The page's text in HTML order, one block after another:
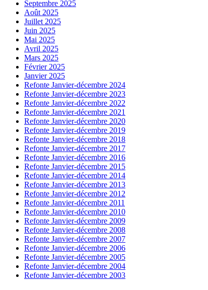
Septembre 2025
Août 2025
Juillet 2025
Juin 2025
Mai 2025
Avril 2025
Mars 2025
Février 2025
Janvier 2025
Refonte Janvier-décembre 2024
Refonte Janvier-décembre 2023
Refonte Janvier-décembre 2022
Refonte Janvier-décembre 2021
Refonte Janvier-décembre 2020
Refonte Janvier-décembre 2019
Refonte Janvier-décembre 2018
Refonte Janvier-décembre 2017
Refonte Janvier-décembre 2016
Refonte Janvier-décembre 2015
Refonte Janvier-décembre 2014
Refonte Janvier-décembre 2013
Refonte Janvier-décembre 2012
Refonte Janvier-décembre 2011
Refonte Janvier-décembre 2010
Refonte Janvier-décembre 2009
Refonte Janvier-décembre 2008
Refonte Janvier-décembre 2007
Refonte Janvier-décembre 2006
Refonte Janvier-décembre 2005
Refonte Janvier-décembre 2004
Refonte Janvier-décembre 2003